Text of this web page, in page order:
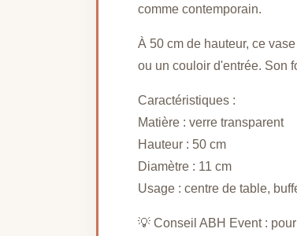
comme contemporain.
À 50 cm de hauteur, ce
ou un couloir d'entrée. Son
Caractéristiques :
Matière : verre transparent
Hauteur : 50 cm
Diamètre : 11 cm
Usage : centre de table,
💡 Conseil ABH Event :